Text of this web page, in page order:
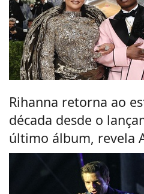
Rihanna retorna ao
década desde o
último álbum, revela